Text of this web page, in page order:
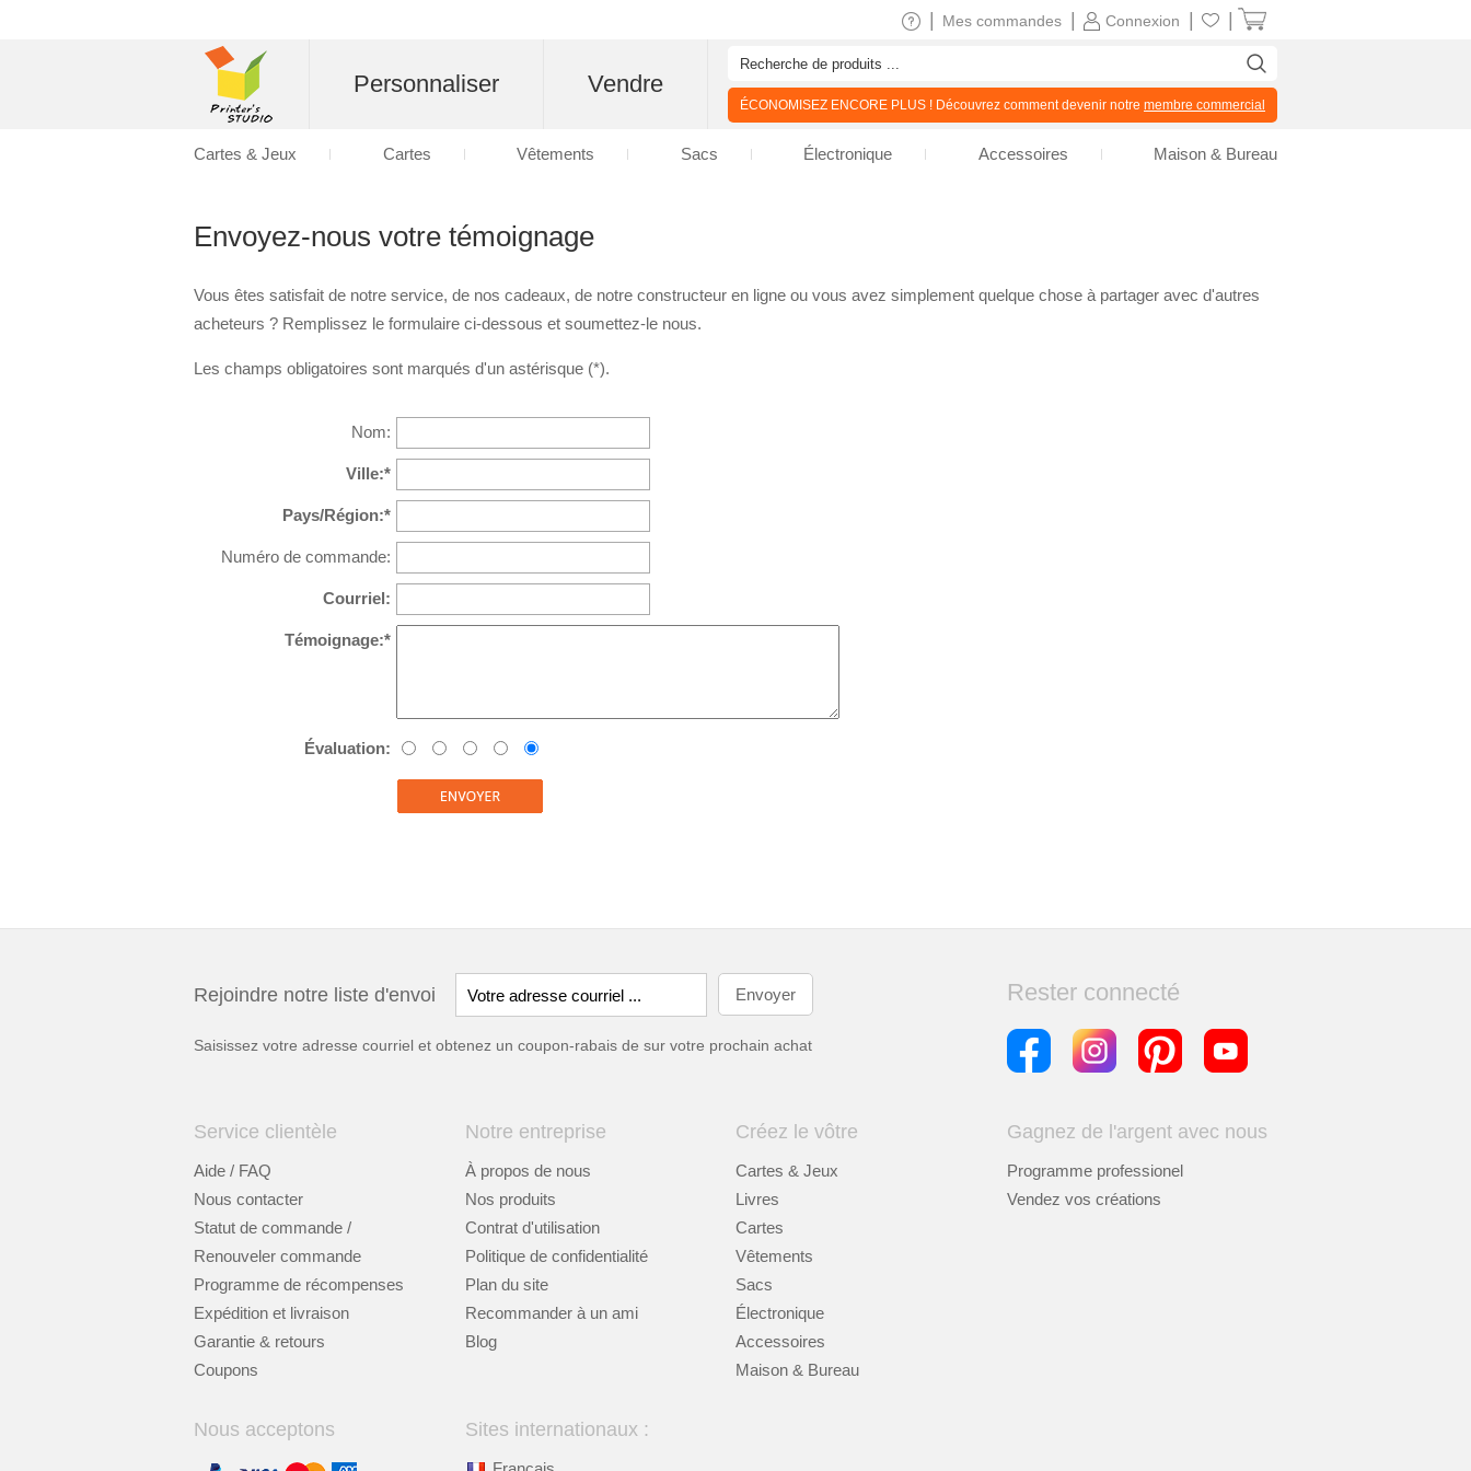
Envoyez-nous votre témoignage
Vous êtes satisfait de notre service, de nos cadeaux, de notre constructeur en ligne ou vous avez simplement quelque chose à partager avec d'autres
acheteurs ? Remplissez le formulaire ci-dessous et soumettez-le nous.
Les champs obligatoires sont marqués d'un astérisque (*).
Nom:
Ville:*
Pays/Région:*
Numéro de commande:
Courriel:
Témoignage:*
Évaluation:
Rejoindre notre liste d'envoi
Saisissez votre adresse courriel et obtenez un coupon-rabais de sur votre prochain achat
Rester connecté
Service clientèle
Aide / FAQ
Nous contacter
Statut de commande /
Renouveler commande
Programme de récompenses
Expédition et livraison
Garantie & retours
Coupons
Notre entreprise
À propos de nous
Nos produits
Contrat d'utilisation
Politique de confidentialité
Plan du site
Recommander à un ami
Blog
Créez le vôtre
Cartes & Jeux
Livres
Cartes
Vêtements
Sacs
Électronique
Accessoires
Maison & Bureau
Gagnez de l'argent avec nous
Programme professionel
Vendez vos créations
Nous acceptons Sites internationaux :
Connexion
Mes commandes
Personnaliser Vendre
ÉCONOMISEZ ENCORE PLUS ! Découvrez comment devenir notre membre commercial
Cartes & Jeux Cartes Vêtements Sacs Électronique Accessoires Maison & Bureau